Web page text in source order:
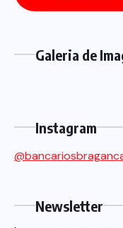
Galeria de
Instagram
Newsletter